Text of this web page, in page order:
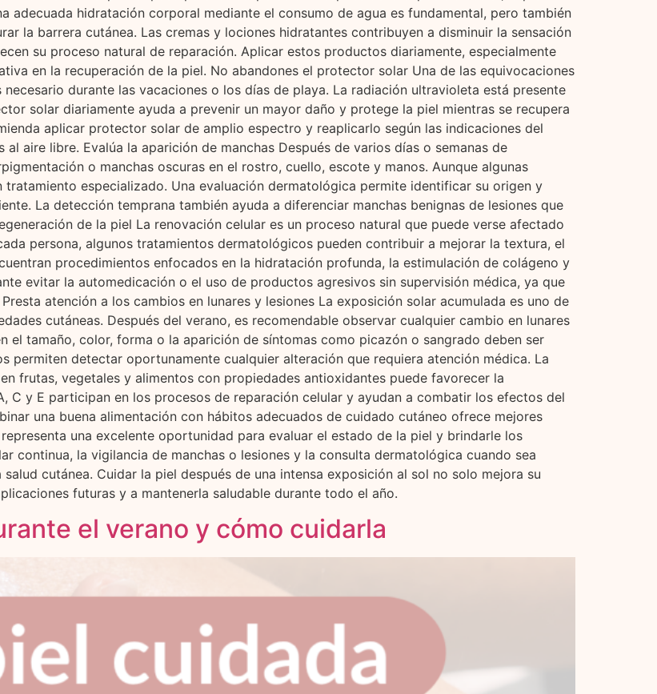
adecuada hidratación corporal mediante el consumo de agua es fundamental, pero también
la barrera cutánea. Las cremas y lociones hidratantes contribuyen a disminuir la sensación
su proceso natural de reparación. Aplicar estos productos diariamente, especialmente
en la recuperación de la piel. No abandones el protector solar Una de las equivocaciones
durante las vacaciones o los días de playa. La radiación ultravioleta está presente
solar diariamente ayuda a prevenir un mayor daño y protege la piel mientras se recupera
aplicar protector solar de amplio espectro y reaplicarlo según las indicaciones del
aire libre. Evalúa la aparición de manchas Después de varios días o semanas de
o manchas oscuras en el rostro, cuello, escote y manos. Aunque algunas
especializado. Una evaluación dermatológica permite identificar su origen y
La detección temprana también ayuda a diferenciar manchas benignas de lesiones que
de la piel La renovación celular es un proceso natural que puede verse afectado
persona, algunos tratamientos dermatológicos pueden contribuir a mejorar la textura, el
procedimientos enfocados en la hidratación profunda, la estimulación de colágeno y
evitar la automedicación o el uso de productos agresivos sin supervisión médica, ya que
atención a los cambios en lunares y lesiones La exposición solar acumulada es uno de
cutáneas. Después del verano, es recomendable observar cualquier cambio en lunares
el tamaño, color, forma o la aparición de síntomas como picazón o sangrado deben ser
permiten detectar oportunamente cualquier alteración que requiera atención médica. La
frutas, vegetales y alimentos con propiedades antioxidantes puede favorecer la
C y E participan en los procesos de reparación celular y ayudan a combatir los efectos del
una buena alimentación con hábitos adecuados de cuidado cutáneo ofrece mejores
una excelente oportunidad para evaluar el estado de la piel y brindarle los
continua, la vigilancia de manchas o lesiones y la consulta dermatológica cuando sea
cutánea. Cuidar la piel después de una intensa exposición al sol no solo mejora su
futuras y a mantenerla saludable durante todo el año.
el verano y cómo cuidarla